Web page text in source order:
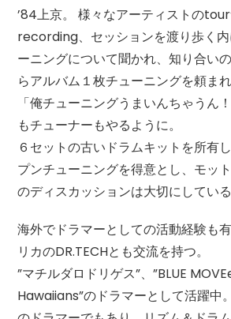
’84上京。 様々なアーティストのtour
recording、セッションを渡り歩く
ーニングについて聞かれ、知り合い
らアルバム１枚チューニングを頼まれ
「俺チューニングうまいんちゃうん
もチューナーもやるように。
６セットの古いドラムキットを所有
プンチューニングを得意とし、モッ
のディスカッションは大切にしている
海外でドラマーとしての活動経験も
リカのDR.TECHとも交流を持つ。
”マチルダロドリゲス”、”BLUE
Hawaiians”のドラマーとして活躍中